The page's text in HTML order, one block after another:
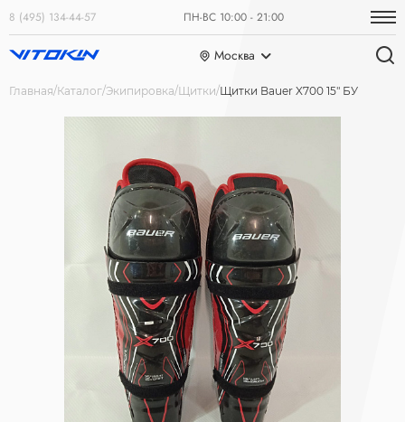
8 (495) 134-44-57 ПН-ВС 10:00 - 21:00
Москва
Главная Каталог Экипировка Щитки Щитки Bauer X700 15" БУ